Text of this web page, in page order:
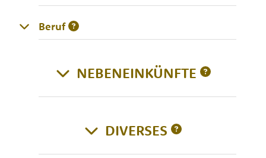
Beruf
NEBENEINKÜNFTE
DIVERSES